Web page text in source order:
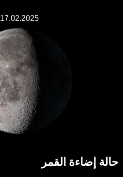
17.02.2025
حالة إضاءة القمر